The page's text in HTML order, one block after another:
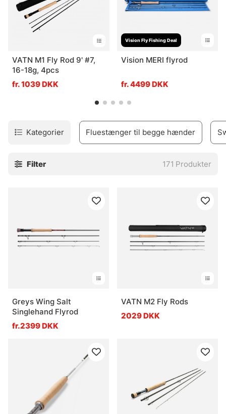
VATN M1 Fly Rod 9' #7,
16-18g, 4pcs
fr. 1039 DKK
Vision Fly Fishing Deal
Vision MERI flyrod
fr. 4499 DKK
Kategorier Fluestænger til begge hænder
Filter 171 Produkter
Greys Wing Salt
Singlehand Flyrod
fr.2399 DKK
VATN M2 Fly Rods
2029 DKK